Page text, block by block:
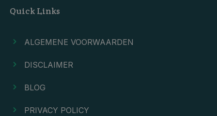
Quick Links
ALGEMENE VOORWAARDEN
DISCLAIMER
BLOG
PRIVACY POLICY